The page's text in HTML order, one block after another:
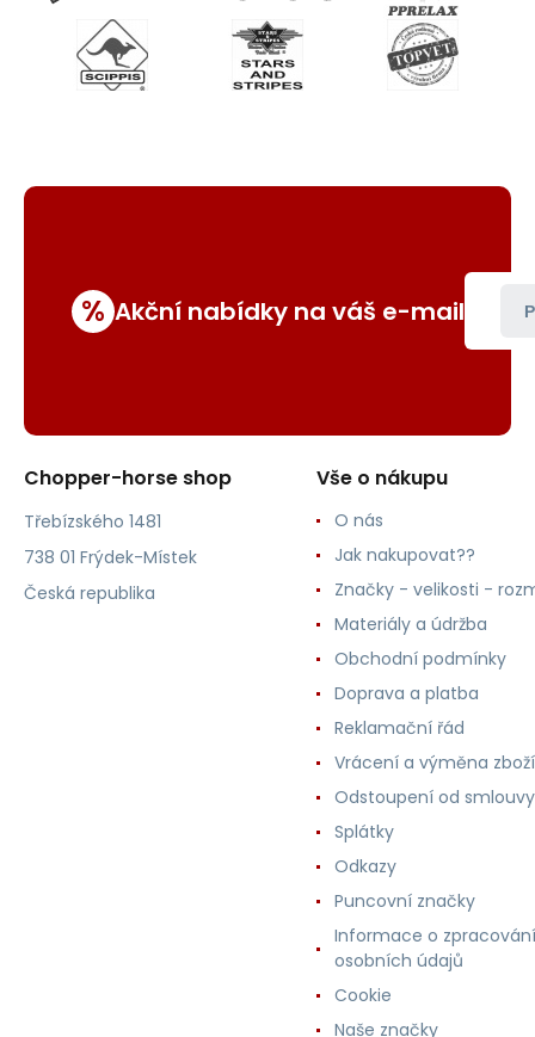
% Akční nabídky na váš e-mail
Chopper-horse shop
Třebízského 1481
738 01 Frýdek-Místek
Česká republika
Vše o nákupu
O nás
Jak nakupovat??
Značky - velikosti -
Materiály a údržba
Obchodní podmínky
Doprava a platba
Reklamační řád
Vrácení a výměna zboží
Odstoupení od smlouvy
Splátky
Odkazy
Puncovní značky
Informace o zpracování
osobních údajů
Cookie
Naše značky